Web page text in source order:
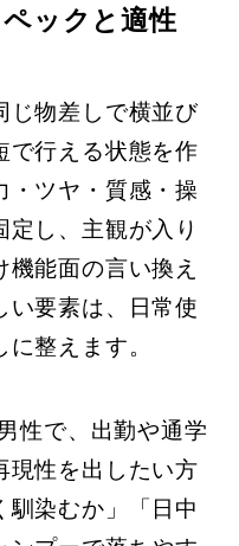
ックと適性
じ物差しで横並び
で行える状態を作
・ツヤ・質感・操
し、主観が入り
能面の言い換え
い要素は、日常使
整えます。
性で、出勤や通学
現性を出したい方
馴染むか」「日中